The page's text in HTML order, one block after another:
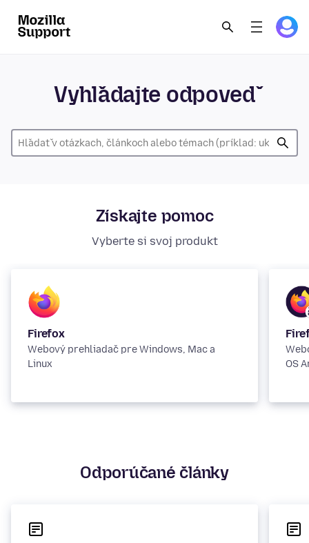
Vyhľadajte odpoveď
Získajte pomoc
Vyberte si svoj produkt
Firefox
Webový prehliadač pre Windows, Mac a
Linux
OS
Odporúčané články